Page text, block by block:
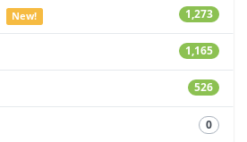
1,273
New!
1,165
526
0